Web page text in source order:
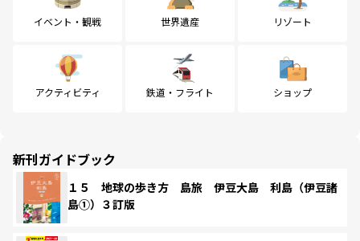
イベント・観戦 世界遺産 リゾート
アクティビティ 鉄道・フライト ショップ
新刊ガイドブック
１５ 地球の歩き方 島旅 伊豆大島 利島（伊豆諸
島①）３訂版